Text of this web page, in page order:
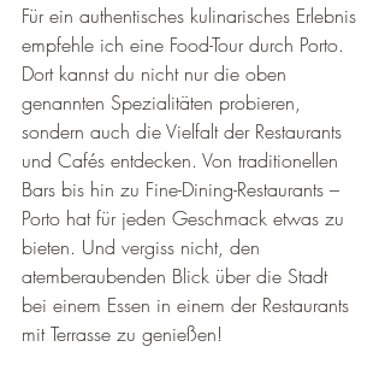
Für ein authentisches kulinarisches Erlebnis
empfehle ich eine Food-Tour durch Porto.
Dort kannst du nicht nur die oben
genannten Spezialitäten probieren,
sondern auch die Vielfalt der Restaurants
und Cafés entdecken. Von traditionellen
Bars bis hin zu Fine-Dining-Restaurants –
Porto hat für jeden Geschmack etwas zu
bieten. Und vergiss nicht, den
atemberaubenden Blick über die Stadt
bei einem Essen in einem der Restaurants
mit Terrasse zu genießen!